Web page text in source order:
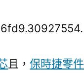
稱
海
且，保時捷零件